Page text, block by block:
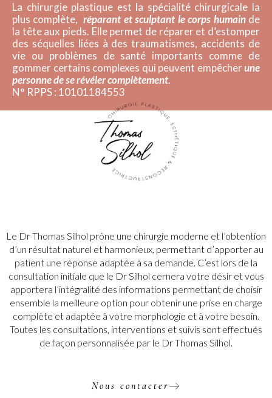
La chirurgie plastique est la spécialité chirurgicale la
plus complète, réparant et sculptant le corps humain de
la tête aux pieds. Elle permet de réparer et d’estomper
des séquelles liées à des traumatismes, accidents de
vie ou problèmes de santé importants comme de
gommer certains complexes qui peuvent empêcherune
personne de se révéler complètement.
N° RPPS : 10101184553
Le Dr Thomas Silhol prône une chirurgie moderne et l’obtention
d’un résultat naturel et harmonieux, permettant d’apporter au
patient une réponse adaptée à sa demande. C’est lors de la
consultation initiale que le Dr Silhol cernera votre désir et vous
apportera l’intégralité des informations permettant de choisir
ensemble la meilleure option pour obtenir une prise en charge
complète et adaptée à votre morphologie et à votre besoin.
Toutes les consultations, interventions et suivis sont effectués
de façon personnalisée par le Dr Thomas Silhol.
Nous contacter